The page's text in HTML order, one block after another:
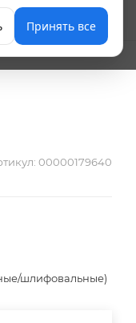
00000179640
шлифовальные)
Принять все